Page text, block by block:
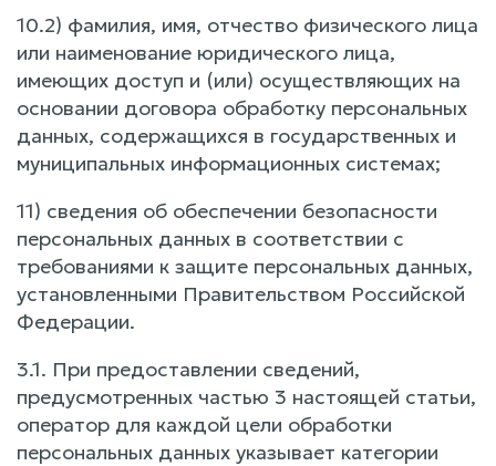
10.2) фамилия, имя, отчество физического лица
или наименование юридического лица,
имеющих доступ и (или) осуществляющих на
основании договора обработку персональных
данных, содержащихся в государственных и
муниципальных информационных системах;
11) сведения об обеспечении безопасности
персональных данных в соответствии с
требованиями к защите персональных данных,
установленными Правительством Российской
Федерации.
3.1. При предоставлении сведений,
предусмотренных частью 3 настоящей статьи,
оператор для каждой цели обработки
персональных данных указывает категории